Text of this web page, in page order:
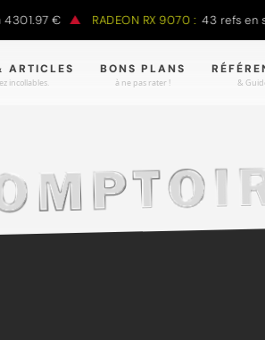
€ RADEON RX 9070 : 43 refs en stock
ARTICLES
incollables.
BONS PLANS
à ne pas rater ! &